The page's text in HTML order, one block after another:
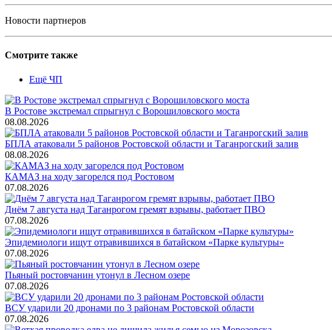
Новости партнеров
Смотрите также
Ещё ЧП
В Ростове экстремал спрыгнул с Ворошиловского моста
08.08.2026
БПЛА атаковали 5 районов Ростовской области и Таганрогский залив
08.08.2026
КАМАЗ на ходу загорелся под Ростовом
07.08.2026
Днём 7 августа над Таганрогом гремят взрывы, работает ПВО
07.08.2026
Эпидемиологи ищут отравившихся в батайском «Парке культуры»
07.08.2026
Пьяный ростовчанин утонул в Лесном озере
07.08.2026
ВСУ ударили 20 дронами по 3 районам Ростовской области
07.08.2026